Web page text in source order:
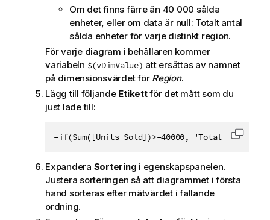
Om det finns färre än 40 000 sålda
enheter, eller om data är null: Totalt antal
sålda enheter för varje distinkt region.
För varje diagram i behållaren kommer
variabeln $(vDimValue) att ersättas av namnet
på dimensionsvärdet för Region.
Lägg till följande Etikettför det mått som du
just lade till:
=if(Sum([Units Sold])>=40000, 'Total Profit',
Expandera Sortering i egenskapspanelen.
Justera sorteringen så att diagrammet i första
hand sorteras efter mätvärdet i fallande
ordning.